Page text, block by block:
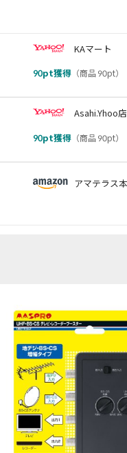
KAマート
90pt獲得 （商品 90pt）
Asahi.Yhoo店
90pt獲得 （商品 90pt）
アマテラス